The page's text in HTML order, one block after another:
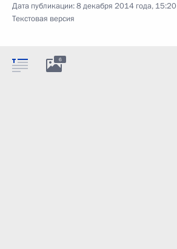
Дата публикации:8 декабря 2014 года, 15:20
Текстовая версия
6